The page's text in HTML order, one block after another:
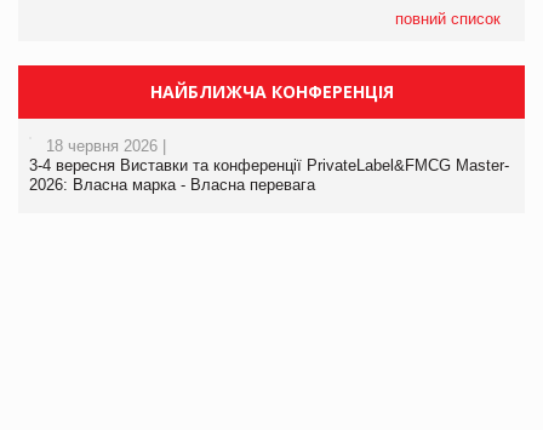
повний список
НАЙБЛИЖЧА КОНФЕРЕНЦІЯ
18 червня 2026 |
3-4 вересня Виставки та конференції PrivateLabel&FMCG Master-
2026: Власна марка - Власна перевага